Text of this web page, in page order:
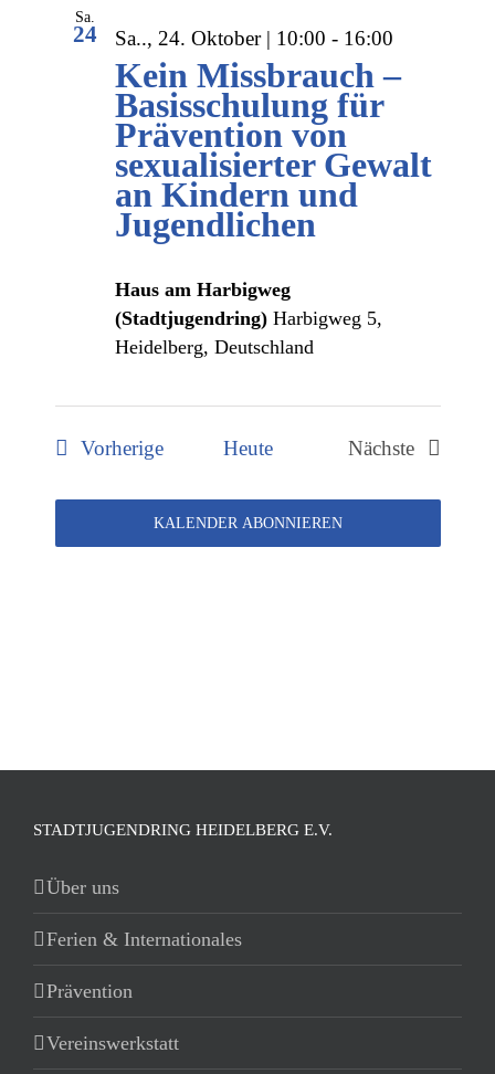
und
Sa.
24 Sa.., 24. Oktober | 10:00 - 16:00
Kein Missbrauch –
Basisschulung für
Prävention von
sexualisierter Gewalt
an Kindern und
Jugendlichen
Haus am Harbigweg
(Stadtjugendring) Harbigweg 5,
Heidelberg, Deutschland
VorherigeVeranstaltungen
Heute
Nächste
KALENDER ABONNIEREN
STADTJUGENDRING HEIDELBERG E.V.
Über uns
Ferien & Internationales
Prävention
Vereinswerkstatt